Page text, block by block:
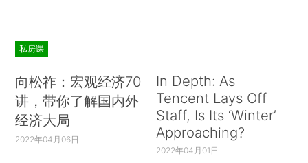
私房课
向松祚：宏观经济70
讲，带你了解国内外
经济大局
2022年04月06日
In Depth: As
Tencent Lays Off
Staff, Is Its ‘Winter’
Approaching?
2022年04月01日